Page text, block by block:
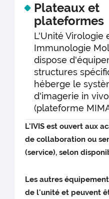
Plateaux et
plateformes
L'Unité Virologie
Immunologie
dispose
structures
héberge le
d'imagerie in
(plateforme
L'IVIS est ouvert aux
de collaboration ou
(service), selon
Les autres
de l'unité et peuvent